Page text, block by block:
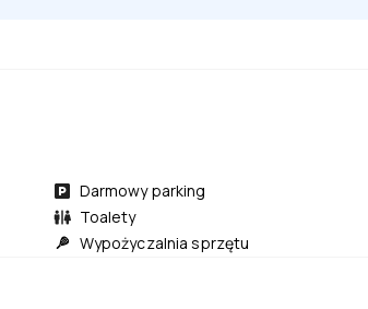
Darmowy parking
Toalety
Wypożyczalnia sprzętu